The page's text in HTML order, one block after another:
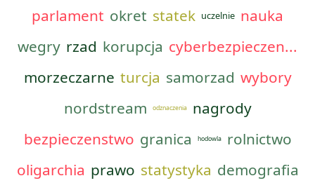
parlament okret statek uczelnie nauka
wegry rzad korupcja cyberbezpieczen...
morzeczarne turcja samorzad wybory
nordstream
odznaczenia
nagrody
bezpieczenstwo granica hodowla
rolnictwo
oligarchia prawo statystyka demografia